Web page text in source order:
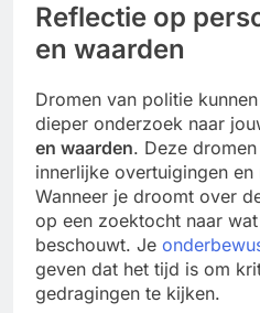
Reflectie op
en waarden
Dromen van politie
dieper onderzoek naar
en waarden. Deze
innerlijke overtuigingen
Wanneer je droomt over
op een zoektocht naar
beschouwt. Je
geven dat het tijd is om
gedragingen te kijken.